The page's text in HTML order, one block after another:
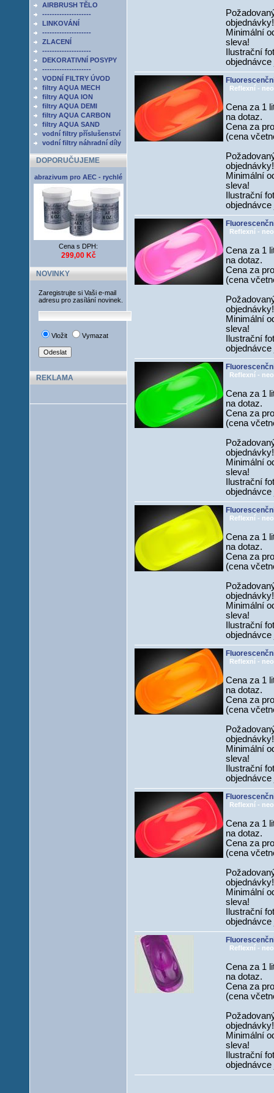
AIRBRUSH TĚLO
--------------------
LINKOVÁNÍ
--------------------
ZLACENÍ
--------------------
DEKORATIVNÍ POSYPY
--------------------
VODNÍ FILTRY ÚVOD
filtry AQUA MECH
filtry AQUA ION
filtry AQUA DEMI
filtry AQUA CARBON
filtry AQUA SAND
vodní filtry příslušenství
vodní filtry náhradní díly
DOPORUČUJEME
abrazivum pro AEC - rychlé
Cena s DPH:
299,00 Kč
NOVINKY
Zaregistrujte si Vaši e-mail
adresu pro zasílání novinek.
Vložit Vymazat
REKLAMA
objednávky!
Minimální
sleva!
Ilustrační
objednávce
Reflexní -
Cena za 1
na dotaz.
Cena za
(cena
objednávky!
Minimální
sleva!
Ilustrační
objednávce
Reflexní -
Cena za 1
na dotaz.
Cena za
(cena
objednávky!
Minimální
sleva!
Ilustrační
objednávce
Reflexní -
Cena za 1
na dotaz.
Cena za
(cena
objednávky!
Minimální
sleva!
Ilustrační
objednávce
Reflexní -
Cena za 1
na dotaz.
Cena za
(cena
objednávky!
Minimální
sleva!
Ilustrační
objednávce
Reflexní -
Cena za 1
na dotaz.
Cena za
(cena
objednávky!
Minimální
sleva!
Ilustrační
objednávce
Reflexní -
Cena za 1
na dotaz.
Cena za
(cena
objednávky!
Minimální
sleva!
Ilustrační
objednávce
Reflexní -
Cena za 1
na dotaz.
Cena za
(cena
objednávky!
Minimální
sleva!
Ilustrační
objednávce